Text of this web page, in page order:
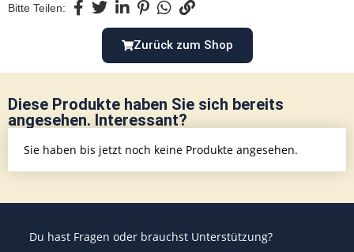
Bitte Teilen:
Zurück zum Shop
Diese Produkte haben Sie sich bereits
angesehen. Interessant?
Sie haben bis jetzt noch keine Produkte angesehen.
Du hast Fragen oder brauchst Unterstützung?